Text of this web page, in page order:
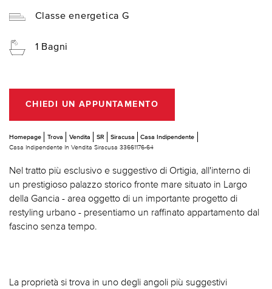
Classe energetica G
1 Bagni
CHIEDI UN APPUNTAMENTO
Homepage Trova Vendita SR Siracusa
Casa Indipendente
Casa Indipendente In Vendita Siracusa 33661176-64
Nel tratto più esclusivo e suggestivo di Ortigia, all'interno di
un prestigioso palazzo storico fronte mare situato in Largo
della Gancia - area oggetto di un importante progetto di
restyling urbano - presentiamo un raffinato appartamento dal
fascino senza tempo.
La proprietà si trova in uno degli angoli più suggestivi